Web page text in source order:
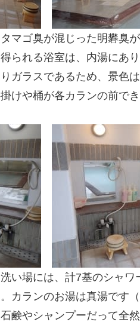
マゴ臭が混じった明礬臭
られる浴室は、内湯にあ
ガラスであるため、景色
けや桶が各カランの前で
い場には、計7基のシャ
カランのお湯は真湯です
鹸やシャンプーだって全然